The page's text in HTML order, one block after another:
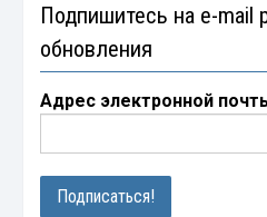
Подпишитесь на e-mail
обновления
Адрес электронной